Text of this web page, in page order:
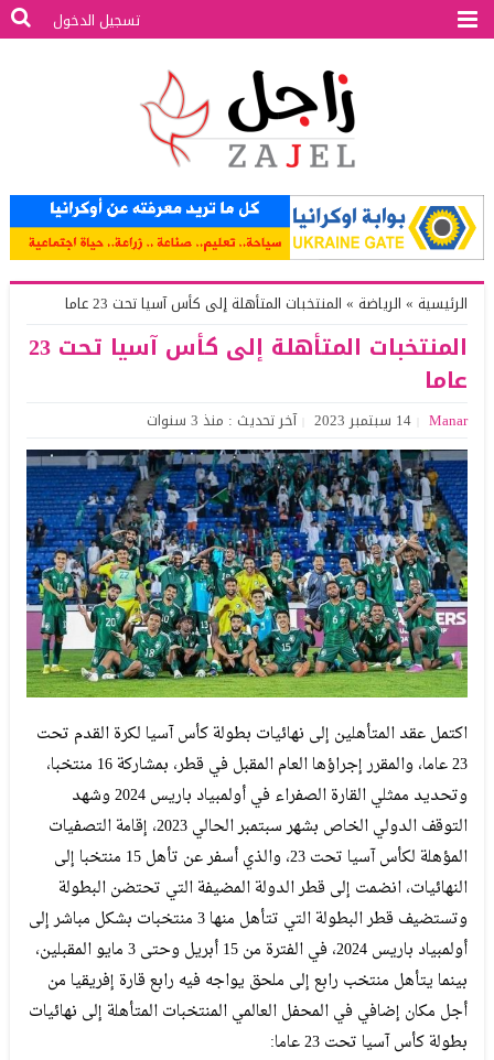
تسجيل الدخول
الرئيسية » الرياضة »المنتخبات المتأهلة إلى كأس آسيا تحت 23 عاما
المنتخبات المتأهلة إلى كأس آسيا تحت 23
عاما
Manar 14 سبتمبر 2023 آخر تحديث : منذ 3 سنوات
اكتمل عقد المتأهلين إلى نهائيات بطولة كأس آسيا لكرة القدم تحت
23 عاما، والمقرر إجراؤها العام المقبل في قطر، بمشاركة 16 منتخبا،
وتحديد ممثلي القارة الصفراء في أولمبياد باريس 2024 وشهد
التوقف الدولي الخاص بشهر سبتمبر الحالي 2023، إقامة التصفيات
المؤهلة لكأس آسيا تحت 23، والذي أسفر عن تأهل 15 منتخبا إلى
النهائيات، انضمت إلى قطر الدولة المضيفة التي تحتضن البطولة
وتستضيف قطر البطولة التي تتأهل منها 3 منتخبات بشكل مباشر إلى
أولمبياد باريس 2024، في الفترة من 15 أبريل وحتى 3 مايو المقبلين،
بينما يتأهل منتخب رابع إلى ملحق يواجه فيه رابع قارة إفريقيا من
أجل مكان إضافي في المحفل العالمي المنتخبات المتأهلة إلى نهائيات
بطولة كأس آسيا تحت 23 عاما: